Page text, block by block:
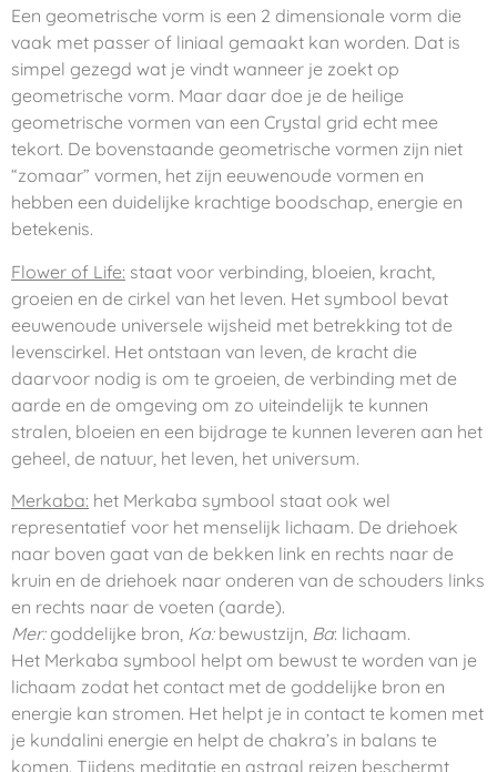
Een geometrische vorm is een 2 dimensionale vorm die
vaak met passer of liniaal gemaakt kan worden. Dat is
simpel gezegd wat je vindt wanneer je zoekt op
geometrische vorm. Maar daar doe je de heilige
geometrische vormen van een Crystal grid echt mee
tekort. De bovenstaande geometrische vormen zijn niet
“zomaar” vormen, het zijn eeuwenoude vormen en
hebben een duidelijke krachtige boodschap, energie en
betekenis.
Flower of Life: staat voor verbinding, bloeien, kracht,
groeien en de cirkel van het leven. Het symbool bevat
eeuwenoude universele wijsheid met betrekking tot de
levenscirkel. Het ontstaan van leven, de kracht die
daarvoor nodig is om te groeien, de verbinding met de
aarde en de omgeving om zo uiteindelijk te kunnen
stralen, bloeien en een bijdrage te kunnen leveren aan het
geheel, de natuur, het leven, het universum.
Merkaba: het Merkaba symbool staat ook wel
representatief voor het menselijk lichaam. De driehoek
naar boven gaat van de bekken link en rechts naar de
kruin en de driehoek naar onderen van de schouders links
en rechts naar de voeten (aarde).
Mer:goddelijke bron, Ka:bewustzijn, Ba: lichaam.
Het Merkaba symbool helpt om bewust te worden van je
lichaam zodat het contact met de goddelijke bron en
energie kan stromen. Het helpt je in contact te komen met
je kundalini energie en helpt de chakra’s in balans te
komen. Tijdens meditatie en astraal reizen beschermt